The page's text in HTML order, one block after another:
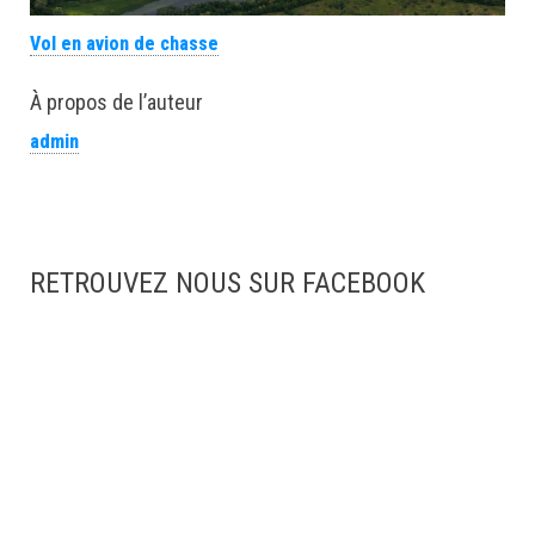
Vol en avion de chasse
À propos de l’auteur
admin
RETROUVEZ NOUS SUR FACEBOOK